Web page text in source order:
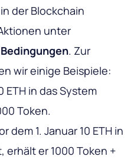
der Blockchain
unter
. Zur
wir einige Beispiele:
ETH in das System
Token.
dem 1. Januar 10 ETH in
erhält er 1000 Token +